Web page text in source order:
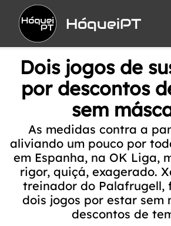
HóqueiPT
Dois jogos de
por descontos
sem
As medidas contra a
aliviando um pouco por
em Espanha, na OK Liga,
rigor, quiçá, exagerado.
treinador do Palafrugell,
dois jogos por estar sem
descontos de